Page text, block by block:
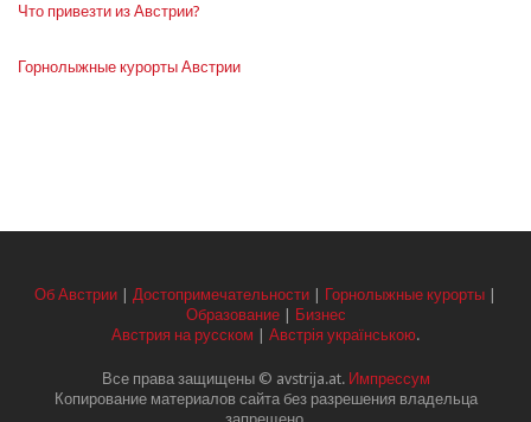
Что привезти из Австрии?
Горнолыжные курорты Австрии
Об Австрии | Достопримечательности | Горнолыжные курорты |
Образование| Бизнес
Австрия на русском | Австрія українською.
Все права защищены © avstrija.at. Импрессум
Копирование материалов сайта без разрешения владельца